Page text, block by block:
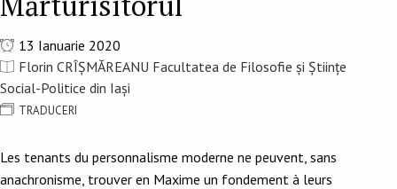
13 Ianuarie 2020
Florin CRÎȘMĂREANU Facultatea de Filosofie și Științe
Social-Politice din Iași
TRADUCERI
Les tenants du personnalisme moderne ne peuvent, sans
anachronisme, trouver en Maxime un fondement à leurs